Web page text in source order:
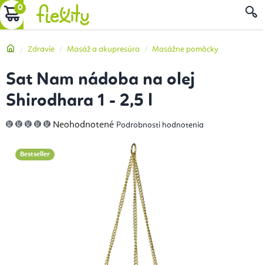
Prejsť
na
NÁKUPNÝ
Domov
Zdravie Masáž a akupresúra Masážne pomôcky
Sat Nam nádoba na olej
Shirodhara 1 - 2,5 l
Priemerné
hodnotenie
0,0
z
Neohodnotené Podrobnosti hodnotenia
Bestseller